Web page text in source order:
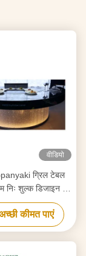
वीडियो
ग्रिल टेबल
निः शुल्क डिजाइन के
विश्वसनीय Hibachi
आपूर्तिकर्ता
कीमत पाएं